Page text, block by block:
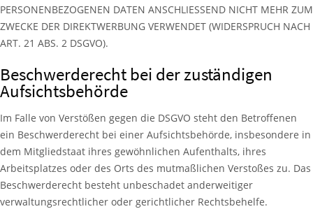
PERSONENBEZOGENEN DATEN ANSCHLIESSEND NICHT MEHR ZUM
ZWECKE DER DIREKTWERBUNG VERWENDET (WIDERSPRUCH NACH
ART. 21 ABS. 2 DSGVO).
Beschwerde­recht bei der zuständigen
Aufsichts­behörde
Im Falle von Verstößen gegen die DSGVO steht den Betroffenen
ein Beschwerderecht bei einer Aufsichtsbehörde, insbesondere in
dem Mitgliedstaat ihres gewöhnlichen Aufenthalts, ihres
Arbeitsplatzes oder des Orts des mutmaßlichen Verstoßes zu. Das
Beschwerderecht besteht unbeschadet anderweitiger
verwaltungsrechtlicher oder gerichtlicher Rechtsbehelfe.